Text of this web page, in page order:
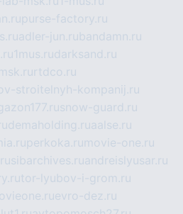
purse-factory.ru
adler-jun.rubandamn.ru
1mus.rudarksand.ru
rtdco.ru
stroitelnyh-kompanij.ru
snow-guard.ru
demaholding.ruaalse.ru
perkoka.ru movie-one.ru
sibarchives.ruandreislyusar.ru
tor-lyubov-i-grom.ru
evro-dez.ru